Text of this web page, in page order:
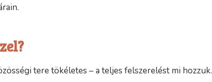
tere tökéletes – a teljes felszerelést mi hozzuk.